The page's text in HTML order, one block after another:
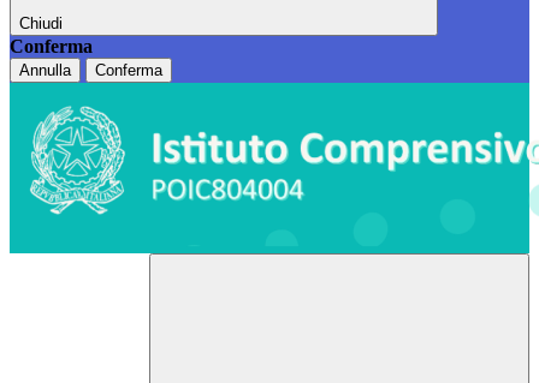
Chiudi
Conferma
Annulla Conferma